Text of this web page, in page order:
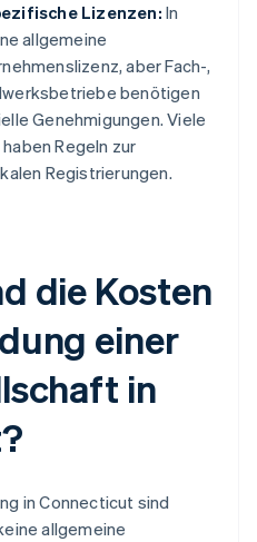
Lizenzen: In
allgemeine
aber Fach-,
benötigen
Genehmigungen. Viele
Regeln zur
Registrierungen.
die Kosten
einer
in
in Connecticut sind
allgemeine